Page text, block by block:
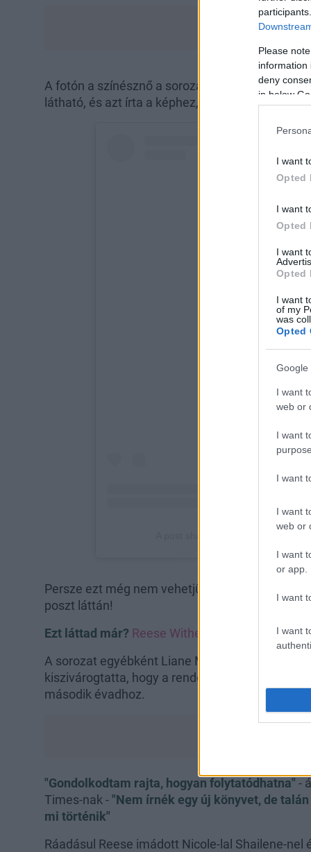
Please
information
deny
in below
I want
Opted
I want
Opted
I want
Opted
I want
of my
was
Opted
Google
I want
web or
I want
I want
I want
web or
I want
or app.
I want
I want
A fotón a színésznő a sorozat másik két
látható, és azt írta a képhez, hogy "új
Persze ezt még nem vehetjük készpénznek, de
poszt láttán!
Ezt láttad már? Reese Witherspoon és a 17
A sorozat egyébként Liane Moriarty regénye
kiszivárogtatta, hogy a rendezők felkeresték őt
második évadhoz.
"Gondolkodtam rajta, hogyan folytatódhatna" -
Times-nak -"Nem írnék egy új könyvet, de
mi történik"
Ráadásul Reese imádott Nicole-lal Shailene-nel